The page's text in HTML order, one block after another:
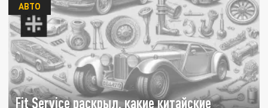
Fit Service раскрыл, какие китайские
АВТО